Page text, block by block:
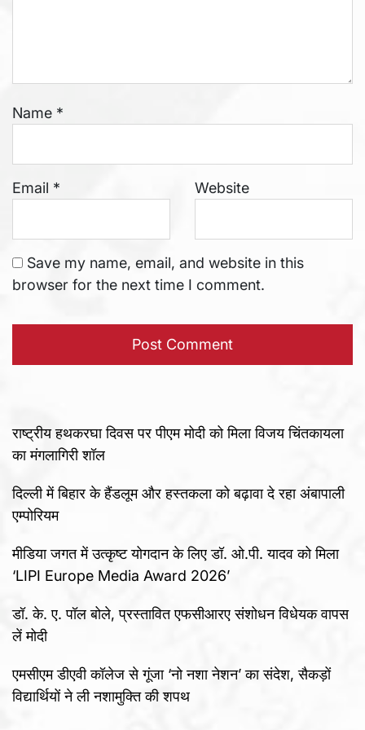
Name *
Email * Website
Save my name, email, and website in this
browser for the next time I comment.
राष्ट्रीय हथकरघा दिवस पर पीएम मोदी को मिला विजय चिंतकायला
का मंगलागिरी शॉल
दिल्ली में बिहार के हैंडलूम और हस्तकला को बढ़ावा दे रहा अंबापाली
एम्पोरियम
मीडिया जगत में उत्कृष्ट योगदान के लिए डॉ. ओ.पी. यादव को मिला
‘LIPI Europe Media Award 2026’
डॉ. के. ए. पॉल बोले, प्रस्तावित एफसीआरए संशोधन विधेयक वापस
लें मोदी
एमसीएम डीएवी कॉलेज से गूंजा ‘नो नशा नेशन’ का संदेश, सैकड़ों
विद्यार्थियों ने ली नशामुक्ति की शपथ